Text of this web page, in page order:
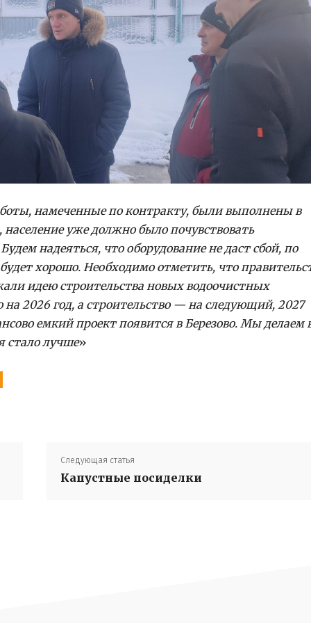
намеченные по контракту, были выполнены в
уже должно было почувствовать
надеяться, что оборудование не даст сбой, по
хорошо. Необходимо отметить, что
идею строительства новых водоочистных
2026 год, а строительство — на следующий, 2027
емкий проект появится в Березово. Мы делаем
стало лучше»
Следующая статья
Капустные посиделки